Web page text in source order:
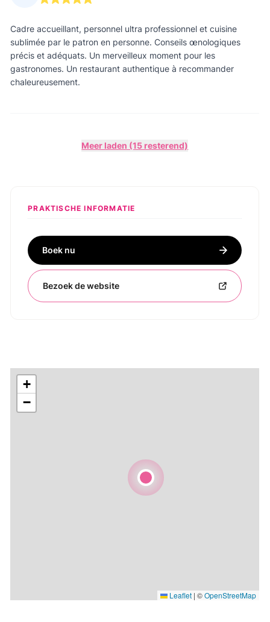
Cadre accueillant, personnel ultra professionnel et cuisine
sublimée par le patron en personne. Conseils œnologiques
précis et adéquats. Un merveilleux moment pour les
gastronomes. Un restaurant authentique à recommander
chaleureusement.
Meer laden (15 resterend)
PRAKTISCHE INFORMATIE
Boek nu
Bezoek de website
+
−
Leaflet | ©OpenStreetMap